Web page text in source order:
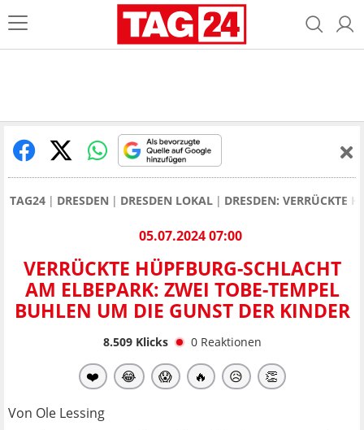
TAG24 DRESDEN DRESDEN LOKAL DRESDEN: VERRÜCKTE
05.07.2024 07:00
VERRÜCKTE HÜPFBURG-SCHLACHT
AM ELBEPARK: ZWEI TOBE-TEMPEL
BUHLEN UM DIE GUNST DER KINDER
8.509Klicks 0 Reaktionen
❤️ 😂 😱 🔥 😥 👏
Von Ole Lessing